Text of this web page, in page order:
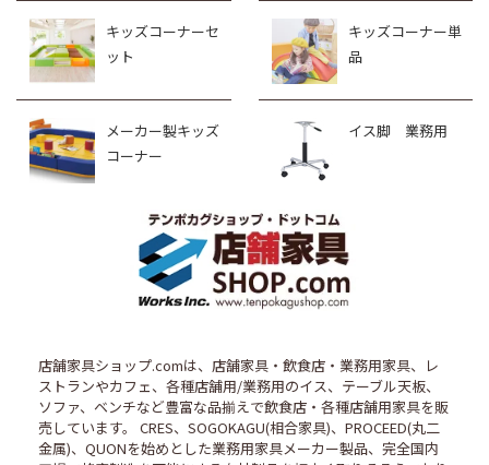
キッズコーナーセ
ット
キッズコーナー単
品
メーカー製キッズ
コーナー
イス脚 業務用
店舗家具ショップ.comは、店舗家具・飲食店・業務用家具、レ
ストランやカフェ、各種店舗用/業務用のイス、テーブル天板、
ソファ、ベンチなど豊富な品揃えで飲食店・各種店舗用家具を販
売しています。 CRES、SOGOKAGU(相合家具)、PROCEED(丸二
金属)、QUONを始めとした業務用家具メーカー製品、完全国内